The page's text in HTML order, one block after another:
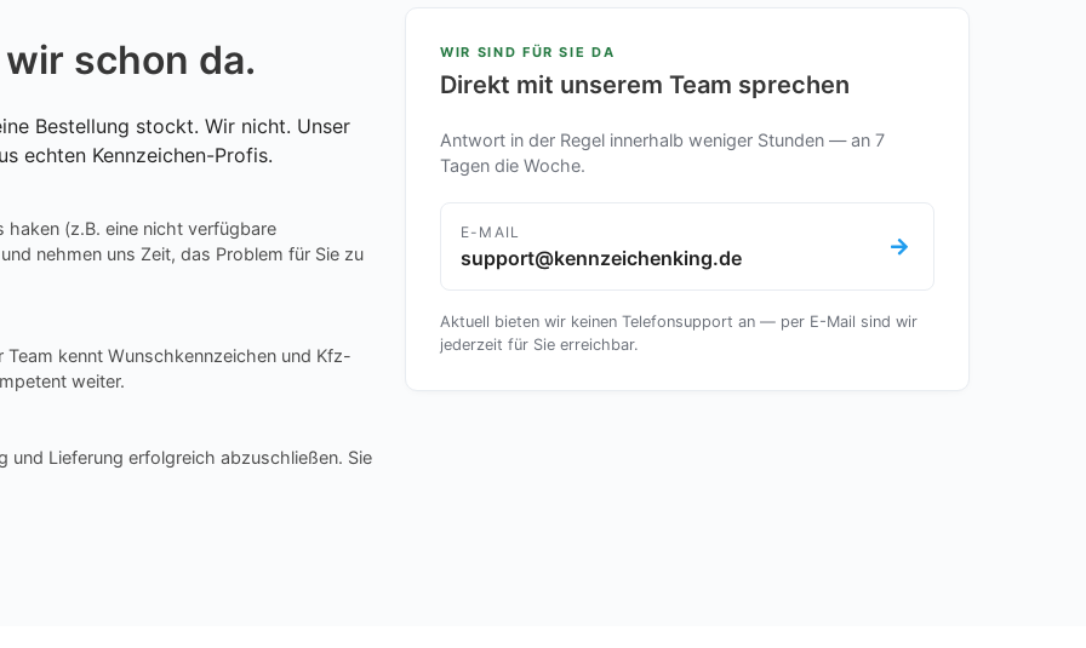
schon da.
Bestellung stockt. Wir nicht. Unser
echten Kennzeichen-Profis.
haken (z.B. eine nicht verfügbare
nehmen uns Zeit, das Problem für Sie zu
kennt Wunschkennzeichen und Kfz-
weiter.
und Lieferung erfolgreich abzuschließen. Sie
WIR SIND FÜR SIE DA
Direkt mit unserem Team sprechen
Antwort in der Regel innerhalb weniger Stunden — an 7
Tagen die Woche.
E-MAIL
support@kennzeichenking.de
Aktuell bieten wir keinen Telefonsupport an — per E-Mail sind wir
jederzeit für Sie erreichbar.